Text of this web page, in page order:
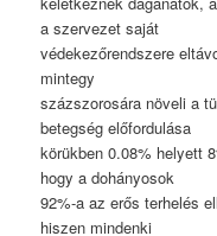
a szervezet saját
védekezőrendszere
mintegy
százszorosára növeli a
betegség előfordulása
körükben 0.08% helyett
hogy a dohányosok
92%-a az erős terhelés
hiszen mindenki